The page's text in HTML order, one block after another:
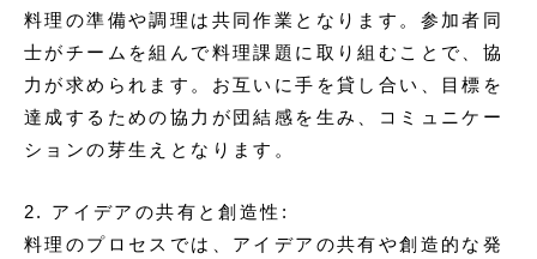
料理の準備や調理は共同作業となります。参加者同
士がチームを組んで料理課題に取り組むことで、協
力が求められます。お互いに手を貸し合い、目標を
達成するための協力が団結感を生み、コミュニケー
ションの芽生えとなります。
2. アイデアの共有と創造性:
料理のプロセスでは、アイデアの共有や創造的な発